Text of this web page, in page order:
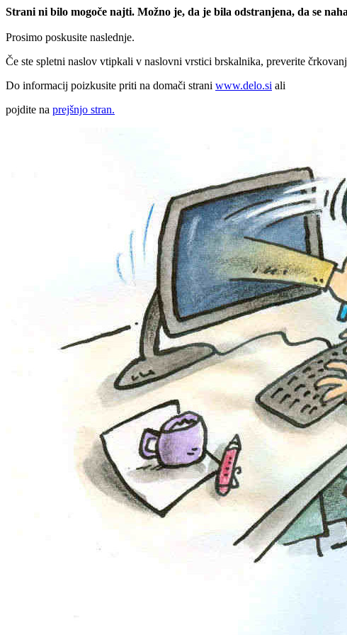
Strani ni bilo mogoče najti. Možno je, da je bila odstranjena, da se
Prosimo poskusite naslednje.
Če ste spletni naslov vtipkali v naslovni vrstici brskalnika, preverite
Do informacij poizkusite priti na domači strani www.delo.si ali
pojdite na prejšnjo stran.